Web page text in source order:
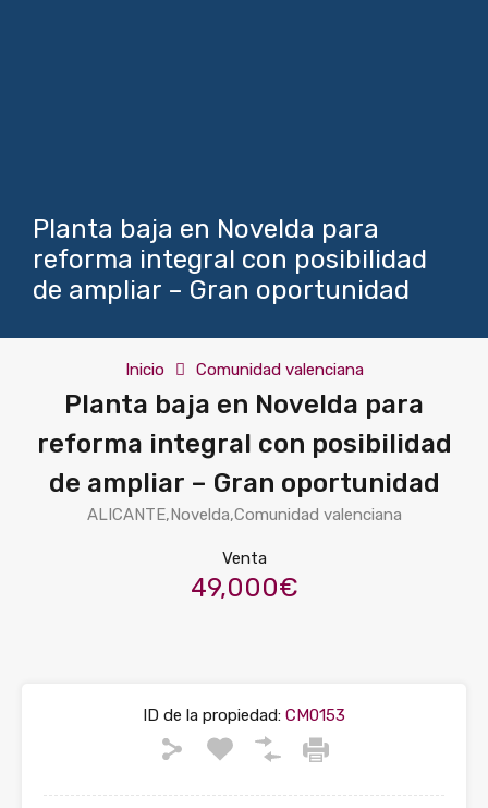
Planta baja en Novelda para
reforma integral con posibilidad
de ampliar – Gran oportunidad
Inicio Comunidad valenciana
Planta baja en Novelda para
reforma integral con posibilidad
de ampliar – Gran oportunidad
ALICANTE,Novelda,Comunidad valenciana
Venta
49,000€
ID de la propiedad: CM0153